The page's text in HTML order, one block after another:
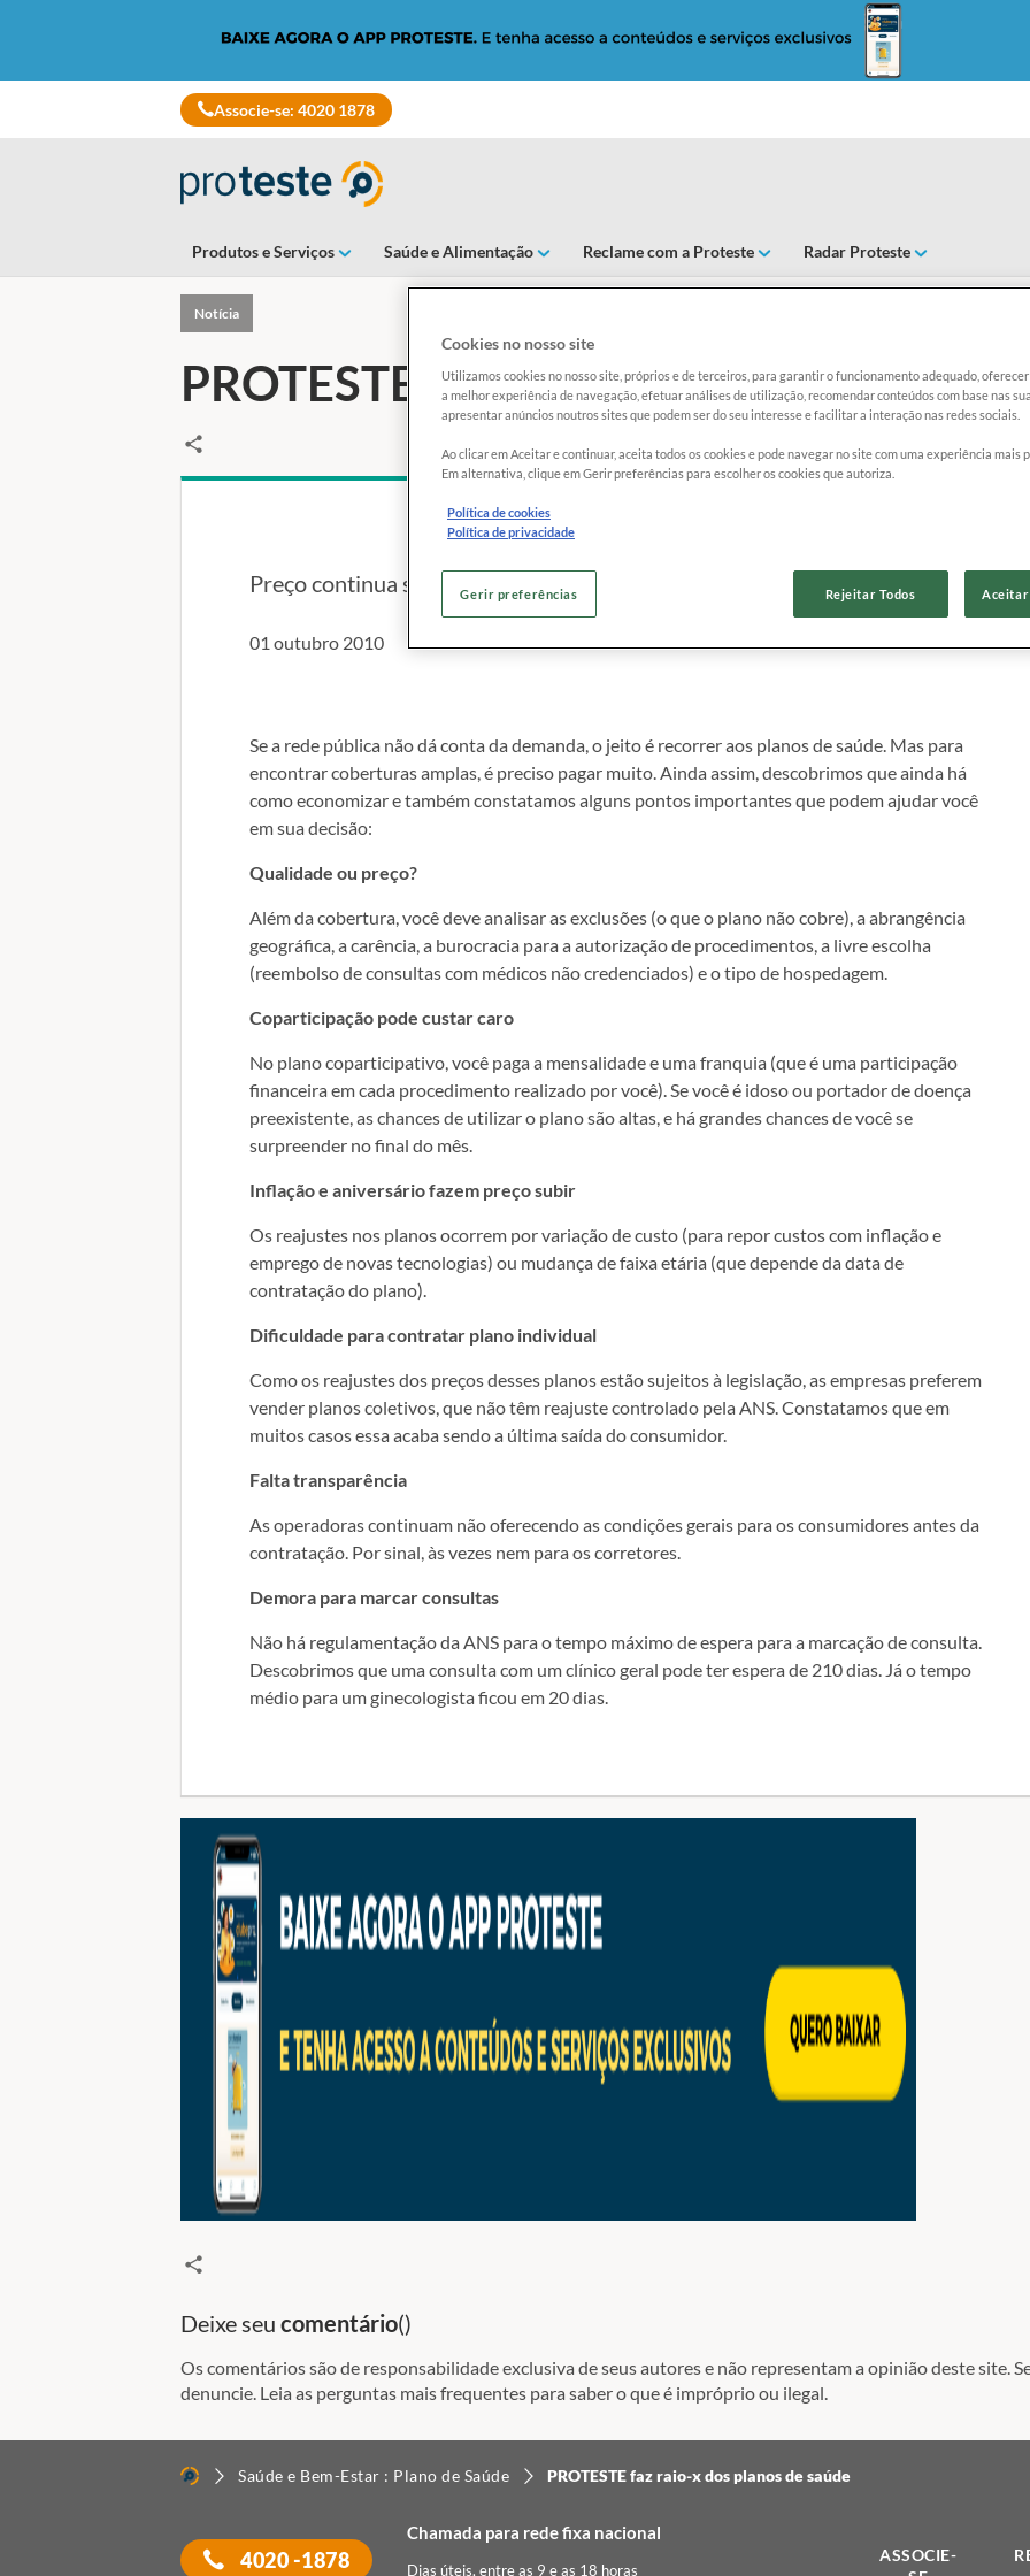
Associe-se: 4020 1878
Produtos e Serviços Saúde e Alimentação Reclame com a Proteste Radar Proteste
Notícia
PROTESTE faz raio-x dos planos de
Preço continua sendo um entrave para as amplas coberturas.
01 outubro 2010
Se a rede pública não dá conta da demanda, o jeito é recorrer aos planos de saúde. Mas para
encontrar coberturas amplas, é preciso pagar muito. Ainda assim, descobrimos que ainda há
como economizar e também constatamos alguns pontos importantes que podem ajudar você
em sua decisão:
Qualidade ou preço?
Além da cobertura, você deve analisar as exclusões (o que o plano não cobre), a abrangência
geográfica, a carência, a burocracia para a autorização de procedimentos, a livre escolha
(reembolso de consultas com médicos não credenciados) e o tipo de hospedagem.
Coparticipação pode custar caro
No plano coparticipativo, você paga a mensalidade e uma franquia (que é uma participação
financeira em cada procedimento realizado por você). Se você é idoso ou portador de doença
preexistente, as chances de utilizar o plano são altas, e há grandes chances de você se
surpreender no final do mês.
Inflação e aniversário fazem preço subir
Os reajustes nos planos ocorrem por variação de custo (para repor custos com inflação e
emprego de novas tecnologias) ou mudança de faixa etária (que depende da data de
contratação do plano).
Dificuldade para contratar plano individual
Como os reajustes dos preços desses planos estão sujeitos à legislação, as empresas preferem
vender planos coletivos, que não têm reajuste controlado pela ANS. Constatamos que em
muitos casos essa acaba sendo a última saída do consumidor.
Falta transparência
As operadoras continuam não oferecendo as condições gerais para os consumidores antes da
contratação. Por sinal, às vezes nem para os corretores.
Demora para marcar consultas
Não há regulamentação da ANS para o tempo máximo de espera para a marcação de consulta.
Descobrimos que uma consulta com um clínico geral pode ter espera de 210 dias. Já o tempo
médio para um ginecologista ficou em 20 dias.
Deixe seu comentário()
Os comentários são de responsabilidade exclusiva de seus autores e não representam a opinião deste site.
denuncie. Leia as perguntas mais frequentes para saber o que é impróprio ou ilegal.
Saúde e Bem-Estar : Plano de Saúde PROTESTE faz raio-x dos planos de saúde
4020 -1878
Chamada para rede fixa nacional
Dias úteis, entre as 9 e as 18 horas
ASSOCIE-
Cookies no nosso site
Utilizamos cookies no nosso site, próprios e de terceiros, para garantir o funcionamento adequado,
a melhor experiência de navegação, efetuar análises de utilização, recomendar conteúdos com base nas
apresentar anúncios noutros sites que podem ser do seu interesse e facilitar a interação nas redes sociais.
Ao clicar em Aceitar e continuar, aceita todos os cookies e pode navegar no site com uma experiência mais
Em alternativa, clique em Gerir preferências para escolher os cookies que autoriza.
Política de cookies
Política de privacidade
Rejeitar Todos Aceitar
Gerir preferências